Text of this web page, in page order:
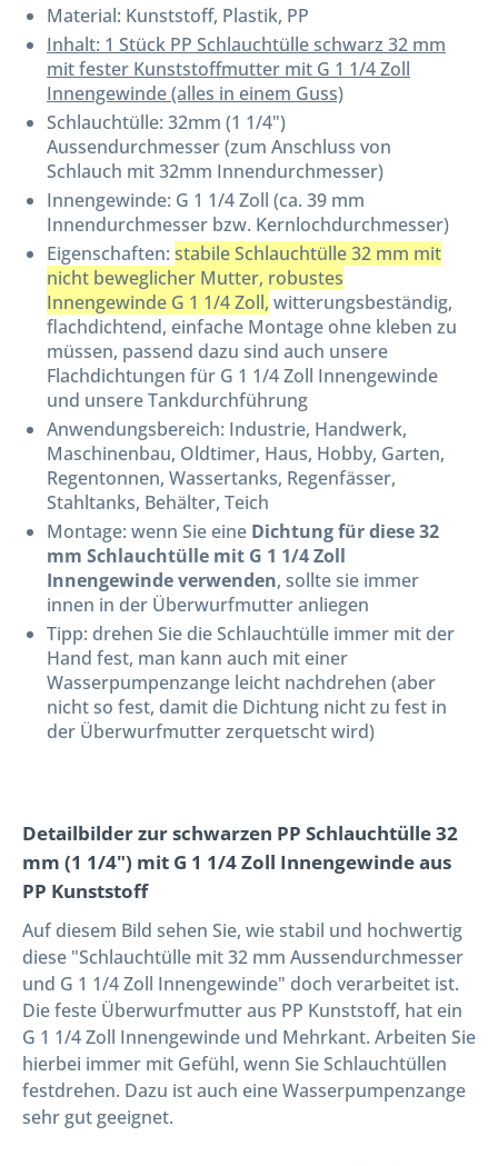
Material: Kunststoff, Plastik, PP
Inhalt: 1 Stück PP Schlauchtülle schwarz 32 mm
mit fester Kunststoffmutter mit G 1 1/4 Zoll
Innengewinde (alles in einem Guss)
Schlauchtülle: 32mm (1 1/4")
Aussendurchmesser (zum Anschluss von
Schlauch mit 32mm Innendurchmesser)
Innengewinde: G 1 1/4 Zoll (ca. 39 mm
Innendurchmesser bzw. Kernlochdurchmesser)
Eigenschaften: stabile Schlauchtülle 32 mm mit
nicht beweglicher Mutter, robustes
Innengewinde G 1 1/4 Zoll, witterungsbeständig,
flachdichtend, einfache Montage ohne kleben zu
müssen, passend dazu sind auch unsere
Flachdichtungen für G 1 1/4 Zoll Innengewinde
und unsere Tankdurchführung
Anwendungsbereich: Industrie, Handwerk,
Maschinenbau, Oldtimer, Haus, Hobby, Garten,
Regentonnen, Wassertanks, Regenfässer,
Stahltanks, Behälter, Teich
Montage: wenn Sie eine Dichtung für diese 32
mm Schlauchtülle mit G 1 1/4 Zoll
Innengewinde verwenden, sollte sie immer
innen in der Überwurfmutter anliegen
Tipp: drehen Sie die Schlauchtülle immer mit der
Hand fest, man kann auch mit einer
Wasserpumpenzange leicht nachdrehen (aber
nicht so fest, damit die Dichtung nicht zu fest in
der Überwurfmutter zerquetscht wird)
Detailbilder zur schwarzen PP Schlauchtülle 32
mm (1 1/4") mit G 1 1/4 Zoll Innengewinde aus
PP Kunststoff
Auf diesem Bild sehen Sie, wie stabil und hochwertig
diese "Schlauchtülle mit 32 mm Aussendurchmesser
und G 1 1/4 Zoll Innengewinde" doch verarbeitet ist.
Die feste Überwurfmutter aus PP Kunststoff, hat ein
G 1 1/4 Zoll Innengewinde und Mehrkant. Arbeiten Sie
hierbei immer mit Gefühl, wenn Sie Schlauchtüllen
festdrehen. Dazu ist auch eine Wasserpumpenzange
sehr gut geeignet.